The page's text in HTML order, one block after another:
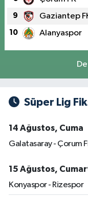
9 Gaziantep
10 Alanyaspor
Süper Lig
14 Ağustos, Cuma
Galatasaray - Çorum
15 Ağustos,
Konyaspor - Rizespor